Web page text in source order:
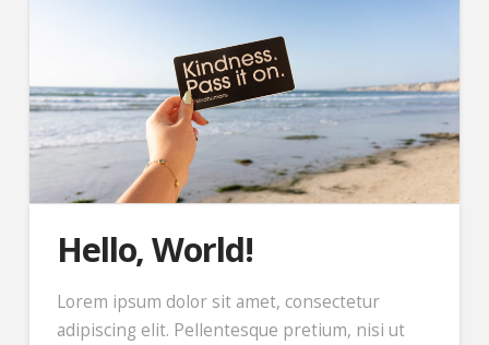
Hello, World!
Lorem ipsum dolor sit amet, consectetur
adipiscing elit. Pellentesque pretium, nisi ut